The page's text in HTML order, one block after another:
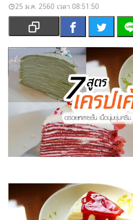
การ
เงิน
การ
ศึกษา
บันเทิง
รูปภาพ
ดู
Music
Station
เกาหลี
25 ม.ค. 2560 เวลา 08:51:50